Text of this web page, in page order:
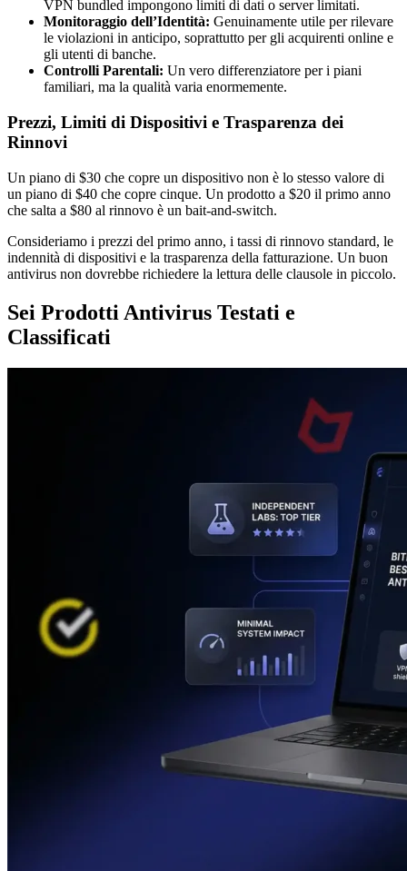
VPN bundled impongono limiti di dati o server limitati.
Monitoraggio dell’Identità: Genuinamente utile per rilevare
le violazioni in anticipo, soprattutto per gli acquirenti online e
gli utenti di banche.
Controlli Parentali: Un vero differenziatore per i piani
familiari, ma la qualità varia enormemente.
Prezzi, Limiti di Dispositivi e Trasparenza dei
Rinnovi
Un piano di $30 che copre un dispositivo non è lo stesso valore di
un piano di $40 che copre cinque. Un prodotto a $20 il primo anno
che salta a $80 al rinnovo è un bait-and-switch.
Consideriamo i prezzi del primo anno, i tassi di rinnovo standard, le
indennità di dispositivi e la trasparenza della fatturazione. Un buon
antivirus non dovrebbe richiedere la lettura delle clausole in piccolo.
Sei Prodotti Antivirus Testati e
Classificati